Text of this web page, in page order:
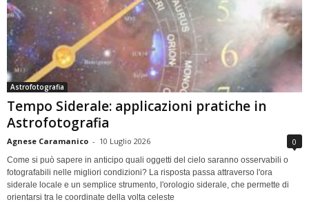
Astrofotografia
Tempo Siderale: applicazioni pratiche in
Astrofotografia
Agnese Caramanico - 10 Luglio 2026 0
Come si può sapere in anticipo quali oggetti del cielo saranno osservabili o
fotografabili nelle migliori condizioni? La risposta passa attraverso l'ora
siderale locale e un semplice strumento, l'orologio siderale, che permette di
orientarsi tra le coordinate della volta celeste